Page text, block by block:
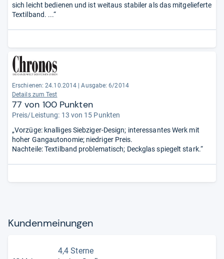
sich leicht bedienen und ist weitaus stabiler als das mitgelieferte
Textilband. ...“
Erschienen: 24.10.2014
Ausgabe: 6/2014
Details zum Test
77 von 100 Punkten
Preis/Leistung: 13 von 15 Punkten
„Vorzüge: knalliges Siebziger-Design; interessantes Werk mit
hoher Gangautonomie; niedriger Preis.
Nachteile: Textilband problematisch; Deckglas spiegelt stark.“
Kun­den­mei­nun­gen
4,4 Sterne